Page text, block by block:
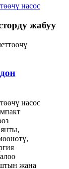
насос
жабуу
насос
жана